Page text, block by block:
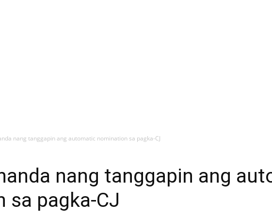
nang tanggapin ang automatic nomination sa pagka-CJ
nang tanggapin ang
sa pagka-CJ